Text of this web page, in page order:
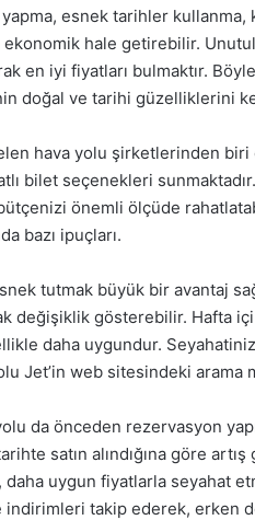
esnek tarihler
hale getirebilir.
en iyi fiyatları bulmaktır.
doğal ve tarihi güzelliklerini
hava yolu şirketlerinden
bilet seçenekleri
önemli ölçüde
bazı ipuçları.
tutmak büyük bir avantaj
değişiklik gösterebilir. Hafta
daha uygundur.
Jet’in web sitesindeki
da önceden rezervasyon
satın alındığına göre
uygun fiyatlarla seyahat
takip ederek, erken